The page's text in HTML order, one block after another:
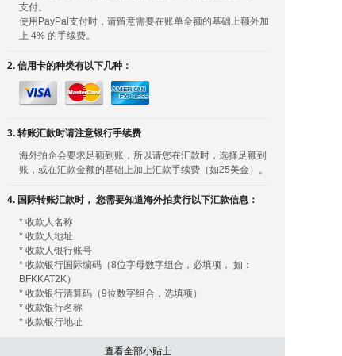
支付。
使用PayPal支付时，请留意需要在账单金额的基础上额外加
上 4% 的手续费。
2. 信用卡的种类有以下几种：
3. 转账汇款时请注意银行手续费
海外拍企会要求足额到账，所以请您在汇款时，选择足额到
账，或在汇款金额的基础上加上汇款手续费（如25美金）。
4. 国际转账汇款时， 您需要知道海外拍卖行以下汇款信息：
* 收款人名称
* 收款人地址
* 收款人银行账号
* 收款银行国际编码（8位字母数字组合，必填项， 如：
BFKKAT2K）
* 收款银行清算码（9位数字组合，选填项）
* 收款银行名称
* 收款银行地址
查看全部小贴士